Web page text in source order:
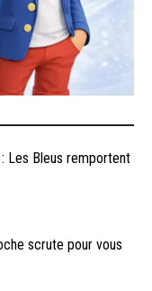
: Les Bleus remportent
scrute pour vous